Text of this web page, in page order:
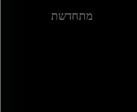
מתחדשת